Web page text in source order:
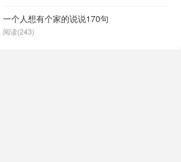
一个人想有个家的说说170句
阅读(243)